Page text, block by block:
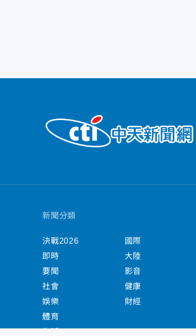
新聞分類
決戰2026
即時
要聞
社會
娛樂
體育
國際
大陸
影音
健康
財經